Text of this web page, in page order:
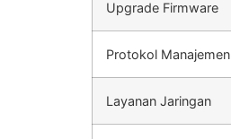
Upgrade Firmware
Protokol Manajemen
Layanan Jaringan